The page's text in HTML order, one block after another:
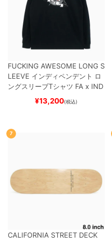
FUCKING AWESOME LONG S
LEEVE インディペンデント ロ
ングスリーブTシャツ FA x IND
EPENDENTHOSTAGE
スケートボード スケボー
¥13,200(税込)
7
CALIFORNIA STREET DECK